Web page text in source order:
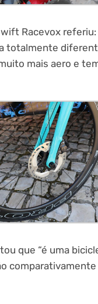
Racevox
totalmente
mais aero e
que “é uma